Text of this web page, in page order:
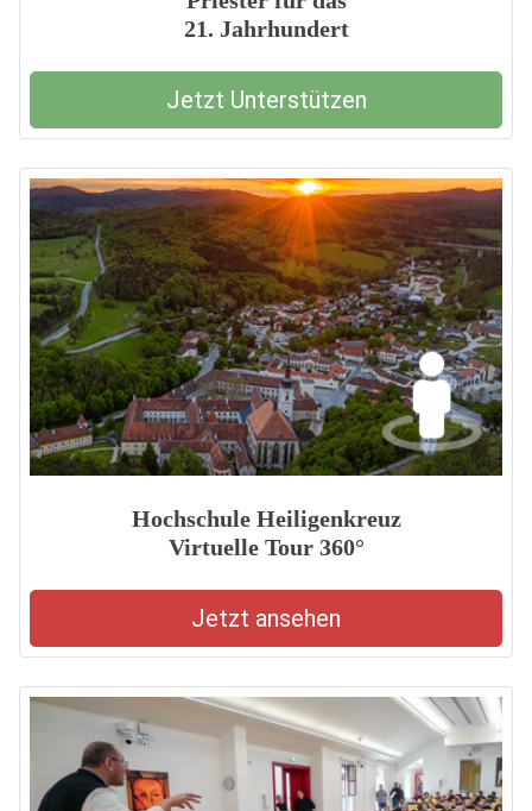
21. Jahrhundert
Jetzt Unterstützen
Hochschule Heiligenkreuz
Virtuelle Tour 360°
Jetzt ansehen